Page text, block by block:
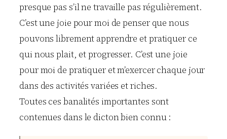
presque pas s’il ne travaille pas régulièrement.
C’est une joie pour moi de penser que nous
pouvons librement apprendre et pratiquer ce
qui nous plait, et progresser. C’est une joie
pour moi de pratiquer et m’exercer chaque jour
dans des activités variées et riches.
Toutes ces banalités importantes sont
contenues dans le dicton bien connu :